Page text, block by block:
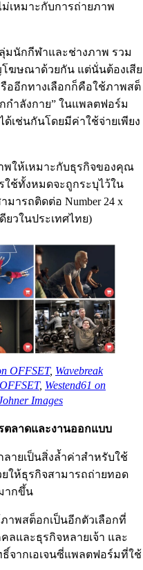
เหมาะกับการถ่ายภาพ
มนักกีฬาและช่างภาพ รวม
ฆษณาด้วยกัน แต่นั่นต้องเสีย
ออีกทางเลือกก็คือใช้ภาพสต็
กำลังกาย” ในแพลตฟอร์ม
ด้เช่นกันโดยมีค่าใช้จ่ายเพียง
ให้เหมาะกับธุรกิจของคุณ
ช้ทั้งหมดจะถูกระบุไว้ใน
มารถติดต่อ Number 24 x
ดียวในประเทศไทย)
OFFSET, Wavebreak
, Westend61 on
Images
ลาดและงานออกแบบ
ายเป็นสิ่งล้ำค่าสำหรับใช้
ให้ธุรกิจสามารถถ่ายทอด
ากขึ้น
าพสต็อกเป็นอีกตัวเลือกที่
และธุรกิจหลายเจ้า และ
จากเอเจนซี่แพลตฟอร์มที่ใช้